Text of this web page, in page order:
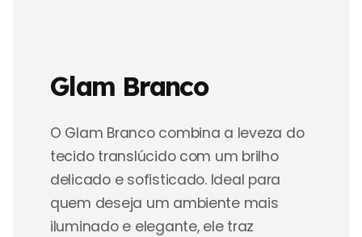
Glam Branco
O Glam Branco combina a leveza do
tecido translúcido com um brilho
delicado e sofisticado. Ideal para
quem deseja um ambiente mais
iluminado e elegante, ele traz